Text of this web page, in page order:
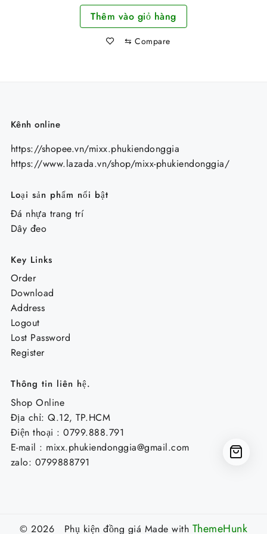
là:
44.000 ₫.
tại
là:
Thêm vào giỏ hàng
⇆ Compare
Kênh online
https://shopee.vn/mixx.phukiendonggia
https://www.lazada.vn/shop/mixx-phukiendonggia/
Loại sản phẩm nổi bật
Đá nhựa trang trí
Dây đeo
Key Links
Order
Download
Address
Logout
Lost Password
Register
Thông tin liên hệ.
Shop Online
Địa chỉ: Q.12, TP.HCM
Điện thoại : 0799.888.791
E-mail : mixx.phukiendonggia@gmail.com
zalo: 0799888791
© 2026 Phụ kiện đồng giá Made with ThemeHunk